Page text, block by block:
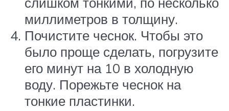
миллиметров в толщину.
Почистите чеснок. Чтобы это
было проще сделать, погрузите
его минут на 10 в холодную
воду. Порежьте чеснок на
тонкие пластинки.